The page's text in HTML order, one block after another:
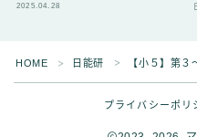
2025.04.28
HOME ＞ 日能研 ＞ 【小５】第
プライバシーポリ